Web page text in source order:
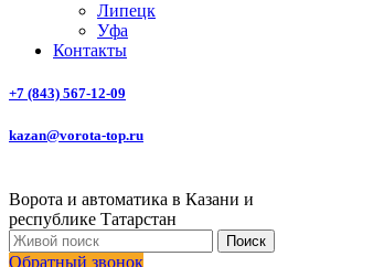
Липецк
Уфа
Контакты
+7 (843) 567-12-09
kazan@vorota-top.ru
Ворота и автоматика в Казани и
республике Татарстан
Поиск
Обратный звонок